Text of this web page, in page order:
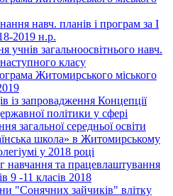
навч. планів і програм за І
2019 н.р.
учнів загальноосвітнього навч.
класу
Житомирського міського
із запровадження Концепції
політики у сфері
загальної середньої освіти
школа» в Житомирському
у 2018 році
навчання та працевлаштування
9 -11 класів 2018
"Сонячних зайчиків" влітку